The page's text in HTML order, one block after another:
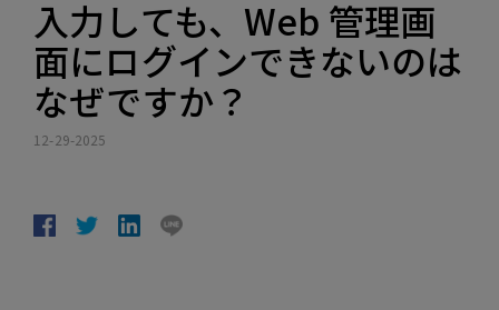
入力しても、Web 管理画
面にログインできないのは
なぜですか？
12-29-2025